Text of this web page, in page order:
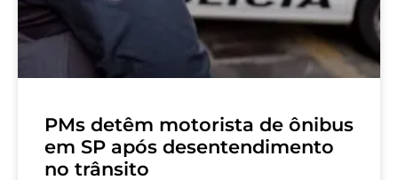
PMs detêm motorista de ônibus
em SP após desentendimento
no trânsito